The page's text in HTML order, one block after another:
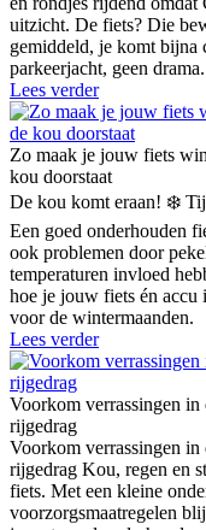
uitzicht. De fiets? Die
gemiddeld, je komt bijna
parkeerjacht, geen
Lees verder
Zo maak je jouw fiets
kou doorstaat
De kou komt eraan! ❄️
Een goed onderhouden
ook problemen door
temperaturen invloed
hoe je jouw fiets én
voor de wintermaanden.
Lees verder
Voorkom verrassingen
rijgedrag
Voorkom verrassingen
rijgedrag Kou, regen en
fiets. Met een kleine
voorzorgsmaatregelen